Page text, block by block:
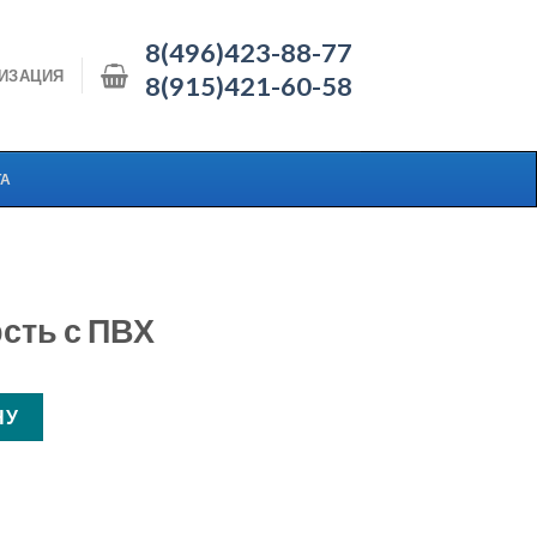
8(496)423-88-77
8(915)421-60-58
с ПВХ
с ПВХ